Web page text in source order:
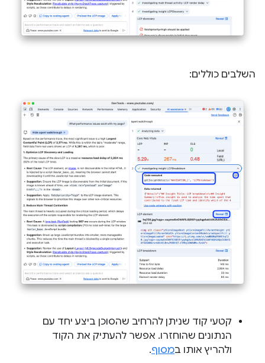
השלבים כוללים:
קטעי קוד שניתן להרחיב שהסוכן ביצע יחד עם
הנתונים שהוחזרו. אפשר להעתיק את הקוד
ולהריץ אותו במסוף.